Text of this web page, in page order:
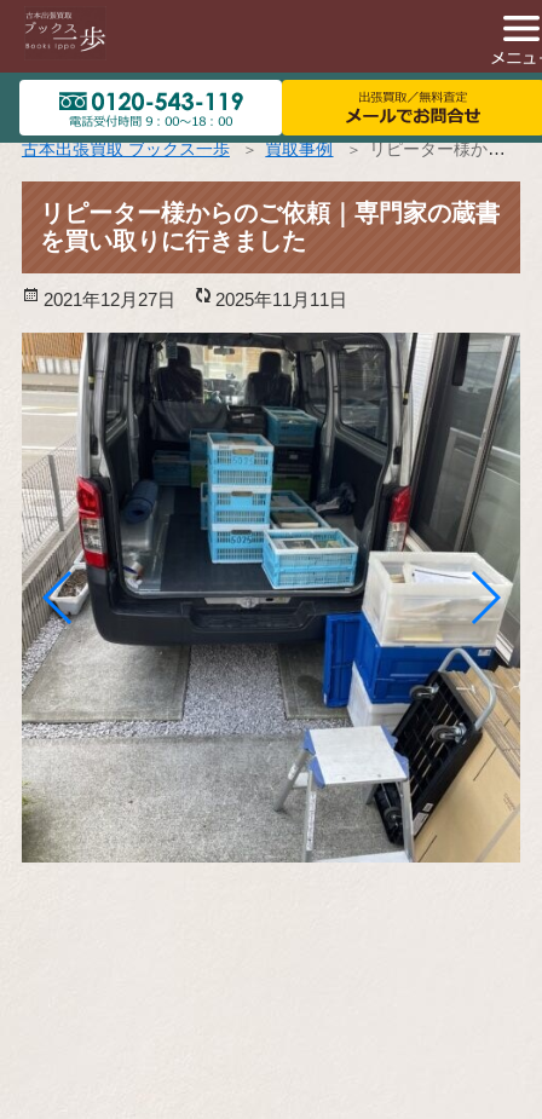
古本出張買取 ブックス一歩 買取事例 リピーター様からのご依頼｜専門家の蔵書を買い取りに行きました
リピーター様からのご依頼｜専門家の蔵書
を買い取りに行きました
投
稿
日:
2021年12月27日
更
新
日:
2025年11月11日